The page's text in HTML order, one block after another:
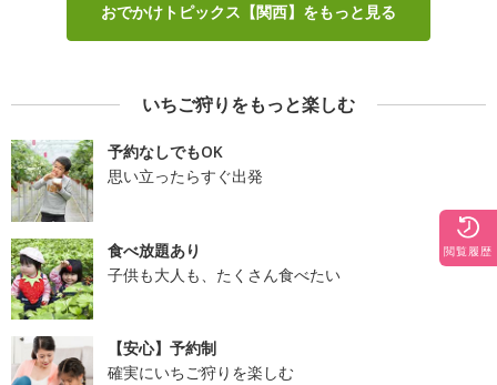
おでかけトピックス【関西】をもっと見る
いちご狩りをもっと楽しむ
予約なしでもOK
思い立ったらすぐ出発
食べ放題あり
子供も大人も、たくさん食べたい
【安心】予約制
確実にいちご狩りを楽しむ
閲覧履歴